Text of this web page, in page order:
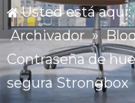
Usted está aquí:
Archivador »
Contraseña de
segura Strongbox